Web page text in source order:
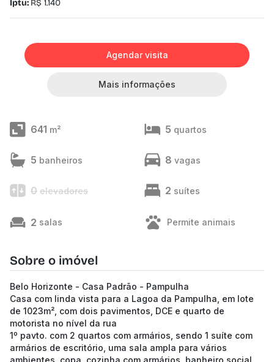
Iptu: R$ 1.140
Agendar visita
Mais informações
641 m² 5 quartos
5 banheiros 8 vagas
0 elevadores 2 suítes
2 salas Permite animais
Sobre o imóvel
Belo Horizonte - Casa Padrão - Pampulha
Casa com linda vista para a Lagoa da Pampulha, em lote
de 1023m², com dois pavimentos, DCE e quarto de
motorista no nível da rua
1º pavto. com 2 quartos com armários, sendo 1 suíte com
armários de escritório, uma sala ampla para vários
ambientes, copa, cozinha com armários, banheiro social,